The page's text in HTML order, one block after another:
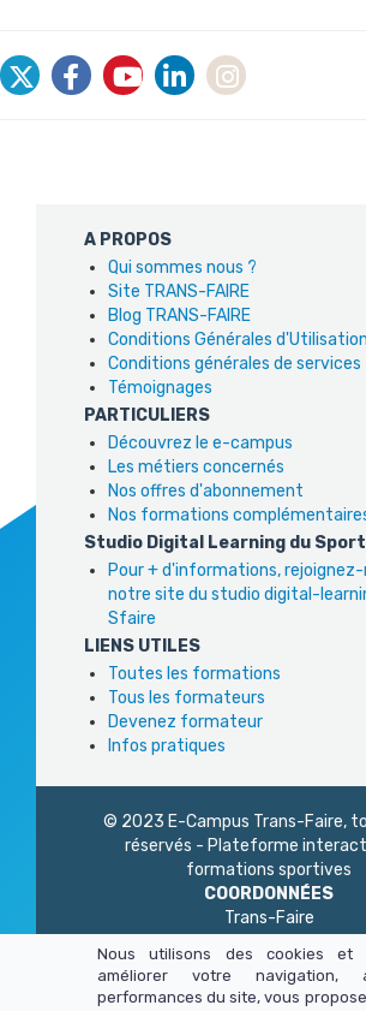
A PROPOS
Qui sommes nous ?
Site TRANS-FAIRE
Blog TRANS-FAIRE
Conditions Générales d'Utilisation
Conditions générales de services
Témoignages
PARTICULIERS
Découvrez le e-campus
Les métiers concernés
Nos offres d'abonnement
Nos formations
Studio Digital Learning du Sport
Pour + d'informations,
notre site du studio digital-
Sfaire
LIENS UTILES
Toutes les formations
Tous les formateurs
Devenez formateur
Infos pratiques
© 2023 E-Campus Trans-Faire,
réservés - Plateforme
formations sportives
COORDONNÉES
Trans-Faire
75 020 Paris
01 45 23 83 87
Nous utilisons des cookies et
améliorer votre navigation,
performances du site, vous